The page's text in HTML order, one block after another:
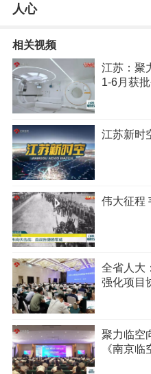
人心
相关视频
江苏：聚
1-6月获
江苏新时
伟大征程
全省人大
强化项目
聚力临空
《南京